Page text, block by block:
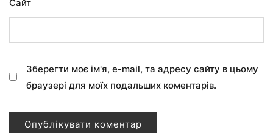
Сайт
Зберегти моє ім'я, e-mail, та адресу сайту в цьому
браузері для моїх подальших коментарів.